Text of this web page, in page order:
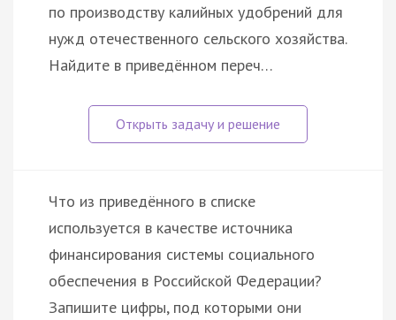
по производству калийных удобрений для
нужд отечественного сельского хозяйства.
Найдите в приведённом переч…
Что из приведённого в списке
используется в качестве источника
финансирования системы социального
обеспечения в Российской Федерации?
Запишите цифры, под которыми они